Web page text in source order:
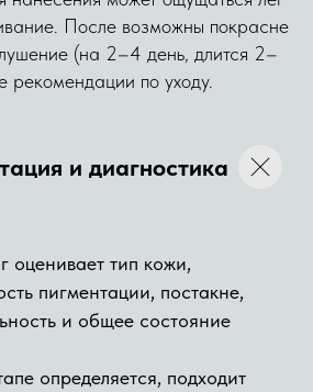
После возможны покрасне
(на 2–4 день, длится 2–
рекомендации по уходу.
и диагностика
оценивает тип кожи,
пигментации, постакне,
и общее состояние
определяется, подходит
ВОСПАЛИТЕЛЬНЫЕ
НА КОЖЕ;
ПИЛИНГА;
И ЛАКТАЦИЯ —
ТРЕБУЕТСЯ